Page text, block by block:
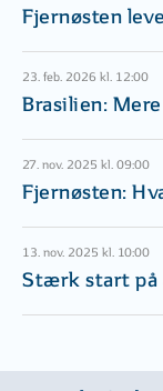
Fjernøsten
23. feb. 2026 kl. 12:00
Brasilien:
27. nov. 2025 kl. 09:00
Fjernøsten:
13. nov. 2025 kl. 10:00
Stærk start på